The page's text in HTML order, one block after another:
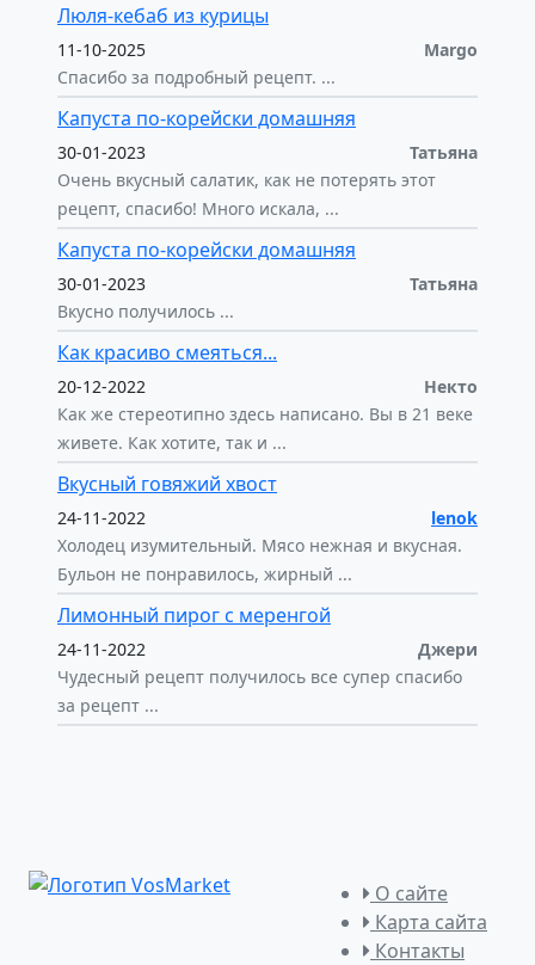
Люля-кебаб из курицы
11-10-2025
Margo
Спасибо за подробный рецепт. ...
Капуста по-корейски домашняя
30-01-2023
Татьяна
Очень вкусный салатик, как не потерять этот
рецепт, спасибо! Много искала, ...
Капуста по-корейски домашняя
30-01-2023
Татьяна
Вкусно получилось ...
Как красиво смеяться...
20-12-2022
Некто
Как же стереотипно здесь написано. Вы в 21 веке
живете. Как хотите, так и ...
Вкусный говяжий хвост
24-11-2022
lenok
Холодец изумительный. Мясо нежная и вкусная.
Бульон не понравилось, жирный ...
Лимонный пирог с меренгой
24-11-2022
Джери
Чудесный рецепт получилось все супер спасибо
за рецепт ...
О сайте
Карта сайта
Контакты